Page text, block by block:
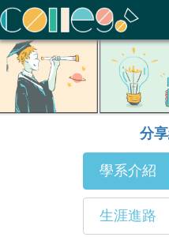
ColleGo! 大學選才與高中育才
分
學系介紹
生涯進路